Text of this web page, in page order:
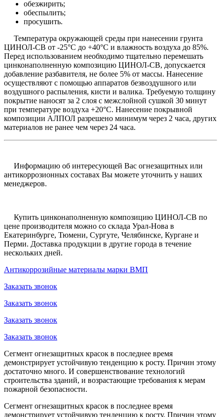
обезжирить;
обеспылить;
просушить.
Температура окружающей среды при нанесении грунта
ЦИНОЛ-СВ от -25°С до +40°С и влажность воздуха до 85%.
Перед использованием необходимо тщательно перемешать
цинконаполненную композицию ЦИНОЛ-СВ, допускается
добавление разбавителя, не более 5% от массы. Нанесение
осуществляют с помощью аппаратов безвоздушного или
воздушного распыления, кисти и валика. Требуемую толщину
покрытие наносят за 2 слоя с межслойной сушкой 30 минут
при температуре воздуха +20°С. Нанесение покрывной
композиции АЛПОЛ разрешено минимум через 2 часа, других
материалов не ранее чем через 24 часа.
Информацию об интересующей Вас огнезащитных или
антикоррозионных составах Вы можете уточнить у наших
менеджеров.
Купить цинконаполненную композицию ЦИНОЛ-СВ по
цене производителя можно со склада Урал-Нова в
Екатеринбурге, Тюмени, Сургуте, Челябинске, Кургане и
Перми. Доставка продукции в другие города в течение
нескольких дней.
Антикоррозийные материалы марки ВМП
Заказать звонок
Заказать звонок
Заказать звонок
Заказать звонок
Сегмент огнезащитных красок в последнее время
демонстрирует устойчивую тенденцию к росту. Причин этому
достаточно много. И совершенствование технологий
строительства зданий, и возрастающие требования к мерам
пожарной безопасности.
Сегмент огнезащитных красок в последнее время
демонстрирует устойчивую тенденцию к росту. Причин этому